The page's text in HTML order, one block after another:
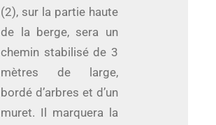
(2), sur la partie haute
de la berge, sera un
chemin stabilisé de 3
mètres de large,
bordé d’arbres et d’un
muret. Il marquera la